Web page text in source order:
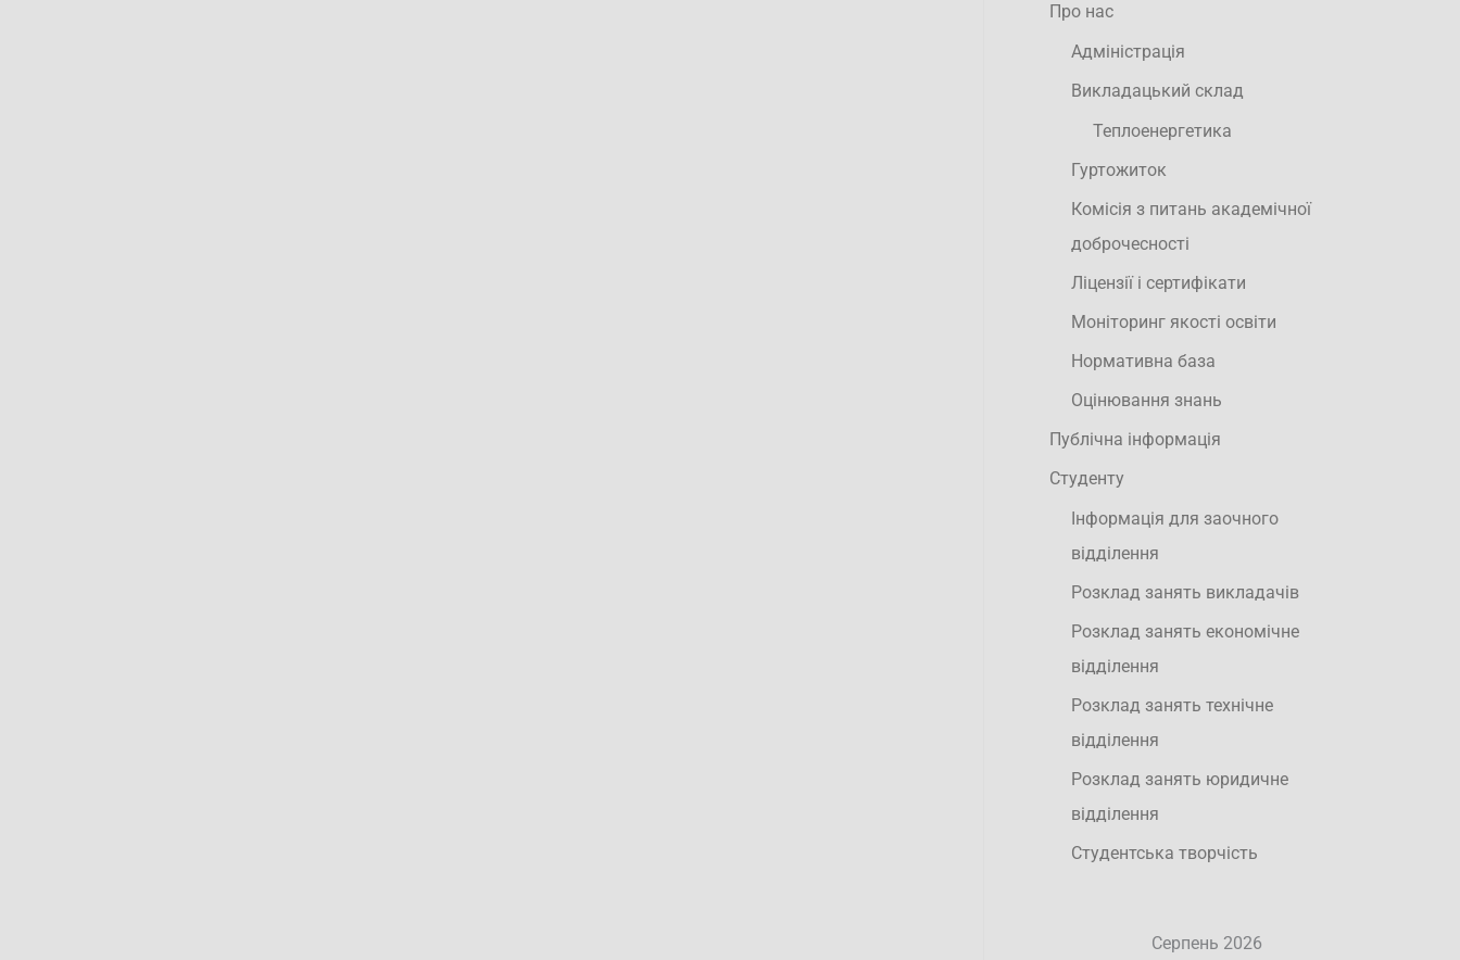
Про нас
Адміністрація
Викладацький склад
Теплоенергетика
Гуртожиток
Комісія з питань академічної
доброчесності
Ліцензії і сертифікати
Моніторинг якості освіти
Нормативна база
Оцінювання знань
Публічна інформація
Студенту
Інформація для заочного
відділення
Розклад занять викладачів
Розклад занять економічне
відділення
Розклад занять технічне
відділення
Розклад занять юридичне
відділення
Студентська творчість
Серпень 2026